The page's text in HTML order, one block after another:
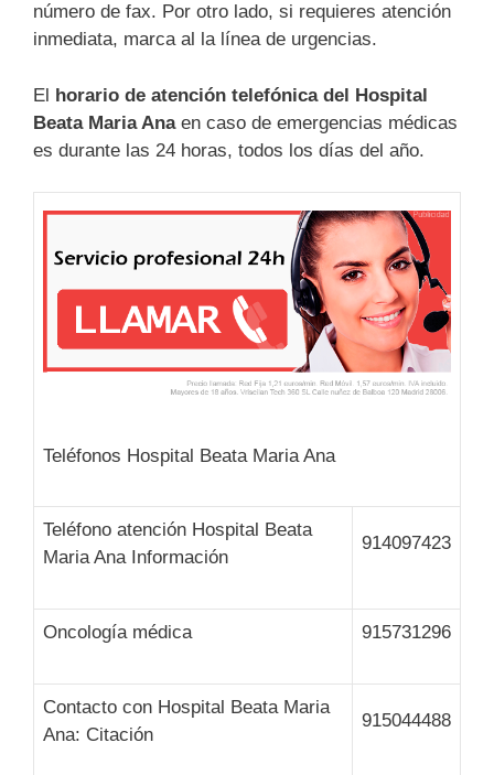
número de fax. Por otro lado, si requieres atención
inmediata, marca al la línea de urgencias.
El horario de atención telefónica del Hospital
Beata Maria Ana en caso de emergencias médicas
es durante las 24 horas, todos los días del año.
Teléfonos Hospital Beata Maria Ana
Teléfono atención Hospital Beata
Maria Ana Información
914097423
Oncología médica 915731296
Contacto con Hospital Beata Maria
Ana: Citación
915044488